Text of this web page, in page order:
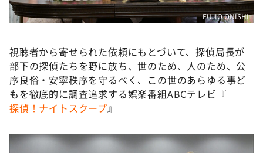
教えて！ニュースライブ 正義のミカタ
新婚さんいらっしゃい！
ポツンと一軒家
ザキ山小屋本館
ぺこぱのまるスポ
FUJIO ONISHI
視聴者から寄せられた依頼にもとづいて、探偵局長が
部下の探偵たちを野に放ち、世のため、人のため、公
序良俗・安寧秩序を守るべく、この世のあらゆる事ど
もを徹底的に調査追求する娯楽番組ABCテレビ『
探偵！ナイトスクープ』